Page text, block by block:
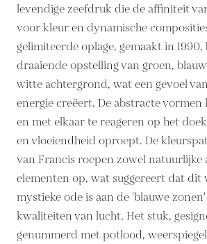
levendige zeefdruk die de affiniteit
voor kleur en dynamische
gelimiteerde oplage, gemaakt in 1990,
draaiende opstelling van groen,
witte achtergrond, wat een gevoel
energie creëert. De abstracte
en met elkaar te reageren op het
en vloeiendheid oproept. De
van Francis roepen zowel natuurlijke
elementen op, wat suggereert dat dit
mystieke ode is aan de 'blauwe
kwaliteiten van lucht. Het stuk,
genummerd met potlood,